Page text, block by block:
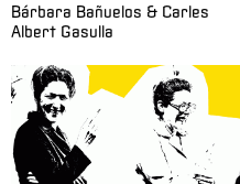
Bárbara Bañuelos & Carles
Albert Gasulla